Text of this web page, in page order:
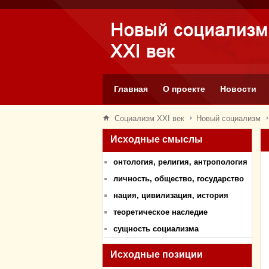
Главная О проекте Новости
Социализм XXI век Новый социализм
Исходные смыслы
онтология, религия, антропология
личность, общество, государство
нация, цивилизация, история
теоретическое наследие
сущность социализма
Исходные позиции